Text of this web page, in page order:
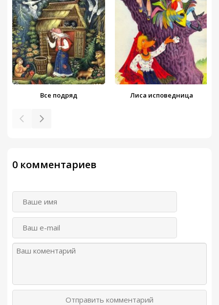
Все подряд Лиса исповедница
0 комментариев
Отправить комментарий